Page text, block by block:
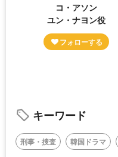
コ・アソン
ユン・ナヨン役
キーワード
刑事・捜査 韓国ドラマ